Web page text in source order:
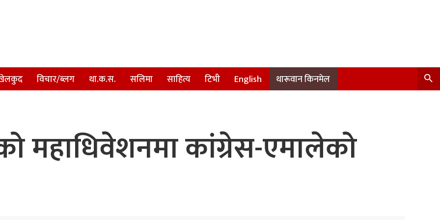
विचार/ब्लग था.क.स. सलिमा साहित्य टिभी English थारूवान किनमेल
महाधिवेशनमा कांग्रेस-एमालेको